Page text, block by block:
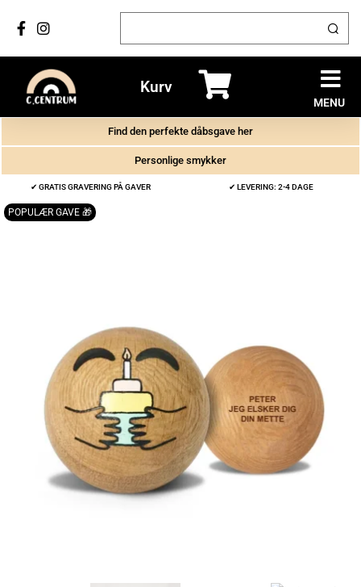
Kurv
MENU
Find den perfekte dåbsgave her
Personlige smykker
✔ GRATIS GRAVERING PÅ GAVER ✔ LEVERING: 2-4 DAGE
POPULÆR GAVE 🎁